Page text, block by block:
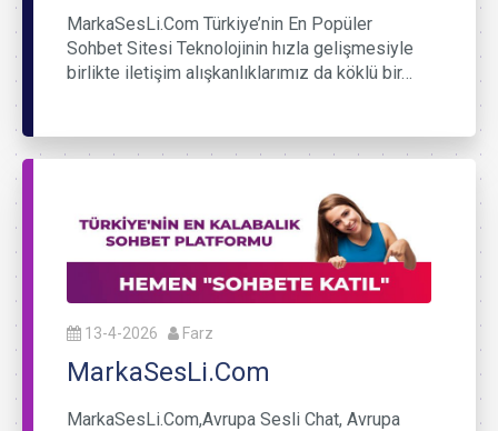
MarkaSesLi.Com Türkiye’nin En Popüler
Sohbet Sitesi Teknolojinin hızla gelişmesiyle
birlikte iletişim alışkanlıklarımız da köklü bir…
13-4-2026 Farz
MarkaSesLi.Com
MarkaSesLi.Com,Avrupa Sesli Chat, Avrupa